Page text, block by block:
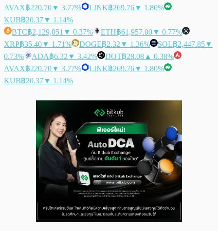
AVAX฿220.70▼ 3.77% LINK฿269.76▼ 1.80%
KUB฿20.37▼ 1.14%
BTC฿2,129,051 ▼ 0.37% ETH฿61,957.00▼ 0.77%
XRP฿35.40▼ 1.71% DOGE฿2.32 ▼ 1.36% SOL฿2,447.85▼
0.73%
ADA฿6.32 ▼ 3.42% DOT฿28.08 ▲ 0.38%
AVAX฿220.70▼ 3.77% LINK฿269.76▼ 1.80%
KUB฿20.37▼ 1.14%